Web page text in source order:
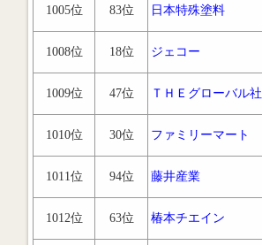
1005位 83位 日本特殊塗料
1008位 18位 ジェコー
1009位 47位 ＴＨＥグローバル社
1010位 30位 ファミリーマート
1011位 94位 藤井産業
1012位 63位 椿本チエイン